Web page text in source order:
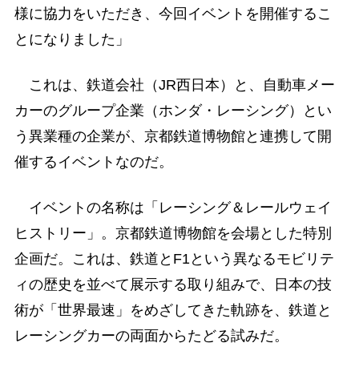
様に協力をいただき、今回イベントを開催するこ
とになりました」
これは、鉄道会社（JR西日本）と、自動車メー
カーのグループ企業（ホンダ・レーシング）とい
う異業種の企業が、京都鉄道博物館と連携して開
催するイベントなのだ。
イベントの名称は「レーシング＆レールウェイ
ヒストリー」。京都鉄道博物館を会場とした特別
企画だ。これは、鉄道とF1という異なるモビリテ
ィの歴史を並べて展示する取り組みで、日本の技
術が「世界最速」をめざしてきた軌跡を、鉄道と
レーシングカーの両面からたどる試みだ。